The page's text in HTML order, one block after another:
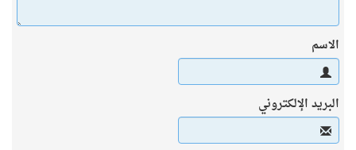
الاسم
البريد الإلكتروني